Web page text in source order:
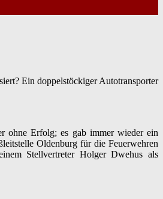
Ein doppelstöckiger Autotransporter
ohne Erfolg; es gab immer wieder ein
Oldenburg für die Feuerwehren
Stellvertreter Holger Dwehus als